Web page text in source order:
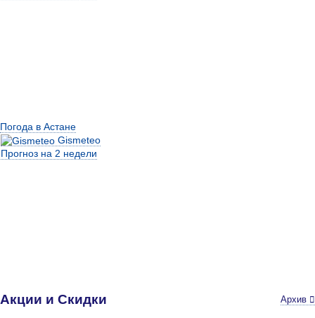
Погода в Астане
Gismeteo
Прогноз на 2 недели
Акции и Скидки Архив